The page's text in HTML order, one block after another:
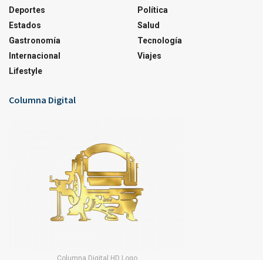
Deportes
Estados
Gastronomía
Internacional
Lifestyle
Política
Salud
Tecnología
Viajes
Columna Digital